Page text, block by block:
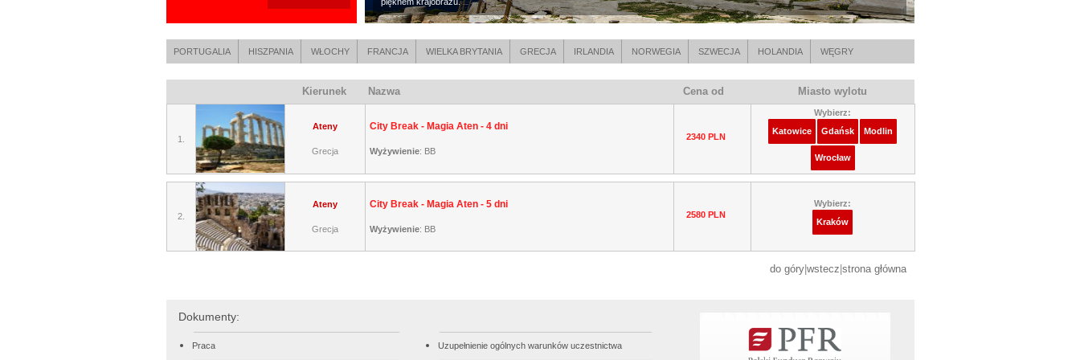
PORTUGALIA HISZPANIA WŁOCHY FRANCJA WIELKA BRYTANIA GRECJA IRLANDIA NORWEGIA SZWECJA HOLANDIA WĘGRY
Kierunek Nazwa Cena od Miasto wylotu
1.
Ateny
Grecja
City Break - Magia Aten - 4 dni
Wyżywienie: BB
2340 PLN
Wybierz:
Katowice
Gdańsk Modlin
Wrocław
2.
Ateny
Grecja
City Break - Magia Aten - 5 dni
Wyżywienie: BB
2580 PLN
Wybierz:
Kraków
do góry| wstecz strona główna
Dokumenty:
Praca Uzupełnienie ogólnych warunków uczestnictwa